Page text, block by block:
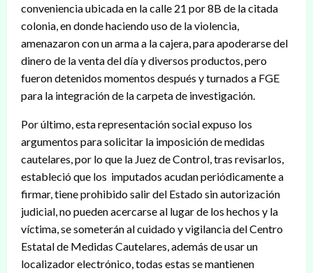
conveniencia ubicada en la calle 21 por 8B de la citada
colonia, en donde haciendo uso de la violencia,
amenazaron con un arma a la cajera, para apoderarse del
dinero de la venta del día y diversos productos, pero
fueron detenidos momentos después y turnados a FGE
para la integración de la carpeta de investigación.
Por último, esta representación social expuso los
argumentos para solicitar la imposición de medidas
cautelares, por lo que la Juez de Control, tras revisarlos,
estableció que los imputados acudan periódicamente a
firmar, tiene prohibido salir del Estado sin autorización
judicial, no pueden acercarse al lugar de los hechos y la
víctima, se someterán al cuidado y vigilancia del Centro
Estatal de Medidas Cautelares, además de usar un
localizador electrónico, todas estas se mantienen